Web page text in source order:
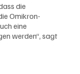
die
Omikron-
eine
werden“, sagt